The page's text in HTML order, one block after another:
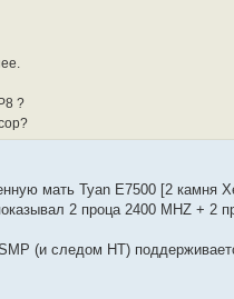
?
мать Tyan E7500 [2 камня
2 проца 2400 MHZ + 2
(и следом HT)